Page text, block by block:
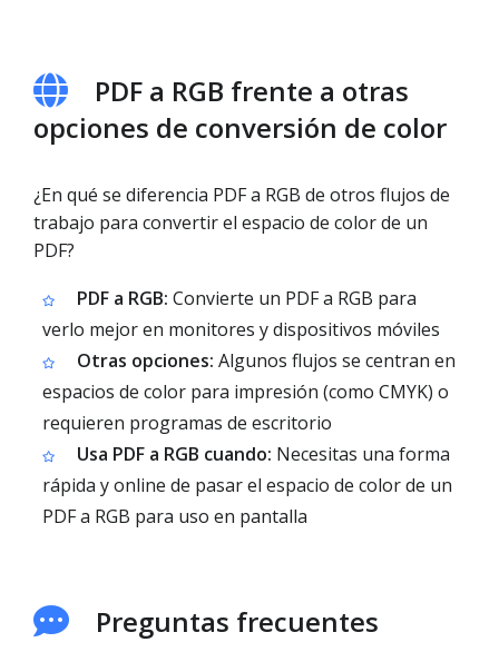
PDF a RGB frente a otras
opciones de conversión de color
¿En qué se diferencia PDF a RGB de otros flujos de
trabajo para convertir el espacio de color de un
PDF?
PDF a RGB: Convierte un PDF a RGB para
verlo mejor en monitores y dispositivos móviles
Otras opciones: Algunos flujos se centran en
espacios de color para impresión (como CMYK) o
requieren programas de escritorio
Usa PDF a RGB cuando: Necesitas una forma
rápida y online de pasar el espacio de color de un
PDF a RGB para uso en pantalla
Preguntas frecuentes